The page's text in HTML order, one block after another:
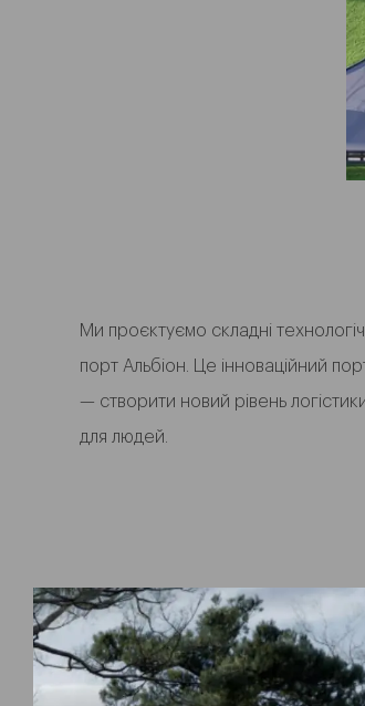
Ми проєктуємо складні
порт Альбіон. Це інноваційний
— створити новий рівень
для людей.